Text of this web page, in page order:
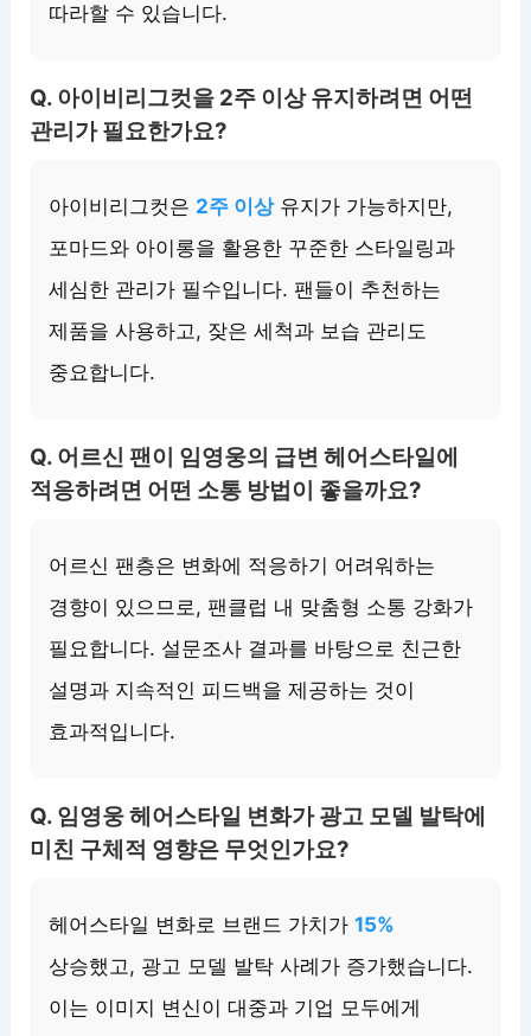
따라할 수 있습니다.
Q. 아이비리그컷을 2주 이상 유지하려면 어떤
관리가 필요한가요?
아이비리그컷은 2주 이상유지가 가능하지만,
포마드와 아이롱을 활용한 꾸준한 스타일링과
세심한 관리가 필수입니다. 팬들이 추천하는
제품을 사용하고, 잦은 세척과 보습 관리도
중요합니다.
Q. 어르신 팬이 임영웅의 급변 헤어스타일에
적응하려면 어떤 소통 방법이 좋을까요?
어르신 팬층은 변화에 적응하기 어려워하는
경향이 있으므로, 팬클럽 내 맞춤형 소통 강화가
필요합니다. 설문조사 결과를 바탕으로 친근한
설명과 지속적인 피드백을 제공하는 것이
효과적입니다.
Q. 임영웅 헤어스타일 변화가 광고 모델 발탁에
미친 구체적 영향은 무엇인가요?
헤어스타일 변화로 브랜드 가치가15%
상승했고, 광고 모델 발탁 사례가 증가했습니다.
이는 이미지 변신이 대중과 기업 모두에게